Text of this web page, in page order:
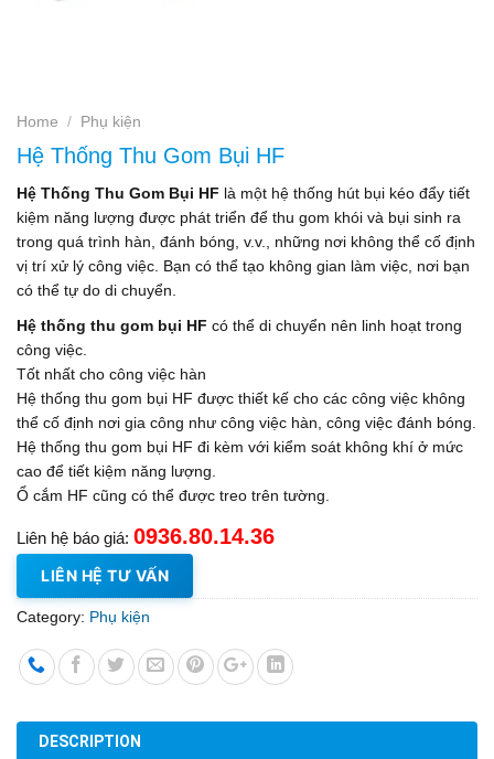
Home / Phụ kiện
Hệ Thống Thu Gom Bụi HF
Hệ Thống Thu Gom Bụi HF là một hệ thống hút bụi kéo đẩy tiết
kiệm năng lượng được phát triển để thu gom khói và bụi sinh ra
trong quá trình hàn, đánh bóng, v.v., những nơi không thể cố định
vị trí xử lý công việc. Bạn có thể tạo không gian làm việc, nơi bạn
có thể tự do di chuyển.
Hệ thống thu gom bụi HF có thể di chuyển nên linh hoạt trong
công việc.
Tốt nhất cho công việc hàn
Hệ thống thu gom bụi HF được thiết kế cho các công việc không
thể cố định nơi gia công như công việc hàn, công việc đánh bóng.
Hệ thống thu gom bụi HF đi kèm với kiểm soát không khí ở mức
cao để tiết kiệm năng lượng.
Ổ cắm HF cũng có thể được treo trên tường.
Liên hệ báo giá: 0936.80.14.36
LIÊN HỆ TƯ VẤN
Category: Phụ kiện
DESCRIPTION